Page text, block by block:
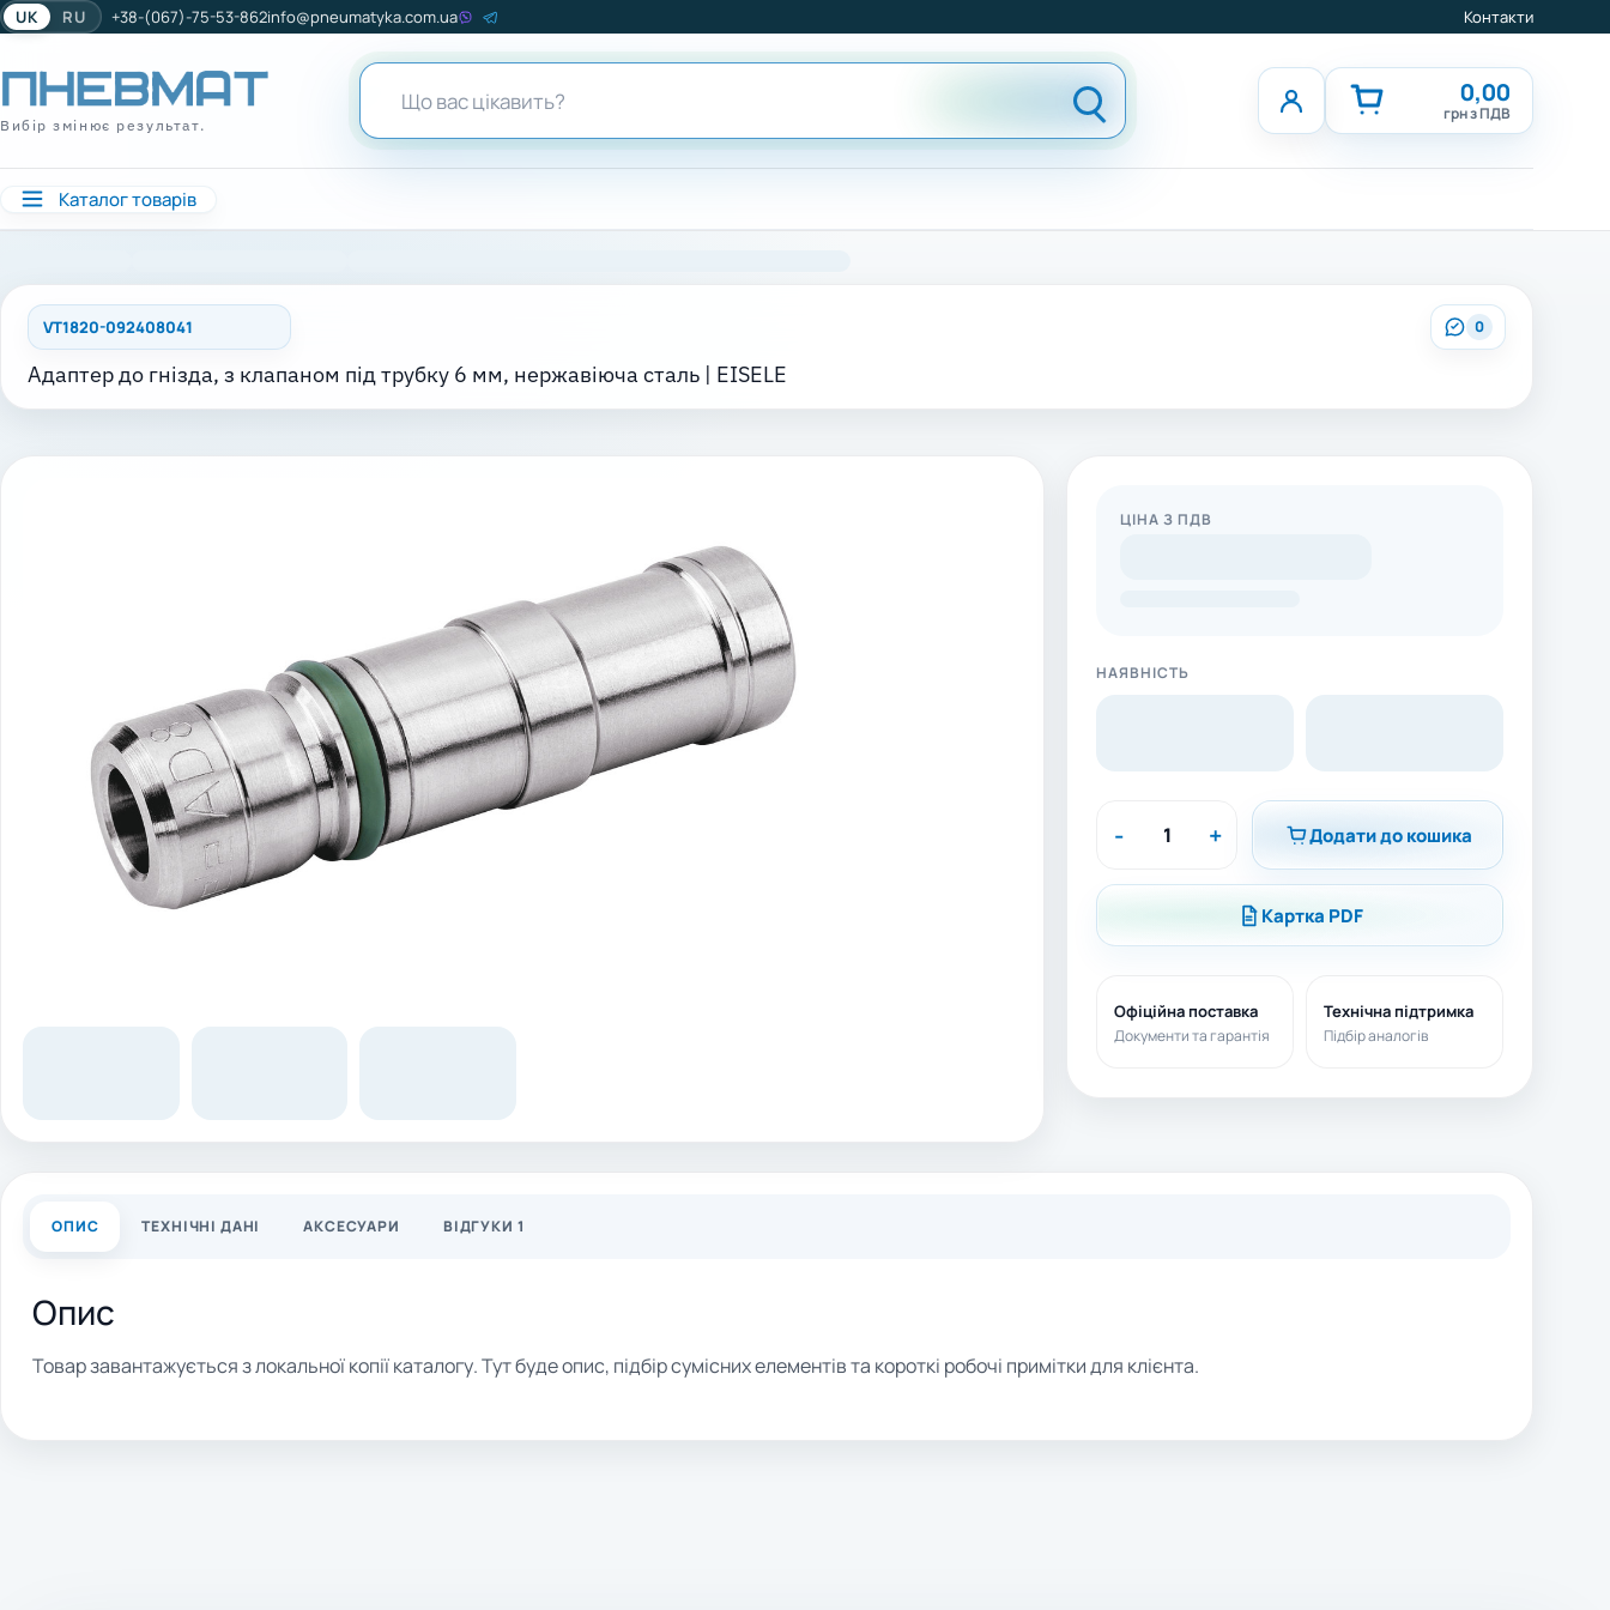
UK RU +38-(067)-75-53-862info@pneumatyka.com.ua Контакти
Вибір змінює результат.
0,00
грн з ПДВ
Каталог товарів
0
VT1820-092408041
Адаптер до гнізда, з клапаном під трубку 6 мм, нержавіюча сталь | EISELE
ЦІНА З ПДВ
НАЯВНІСТЬ
- + Додати до кошика
Картка PDF
Офіційна поставка
Документи та гарантія
Технічна підтримка
Підбір аналогів
ОПИС ТЕХНІЧНІ ДАНІ АКСЕСУАРИ ВІДГУКИ 1
Опис
Товар завантажується з локальної копії каталогу. Тут буде опис, підбір сумісних елементів та короткі робочі примітки для клієнта.